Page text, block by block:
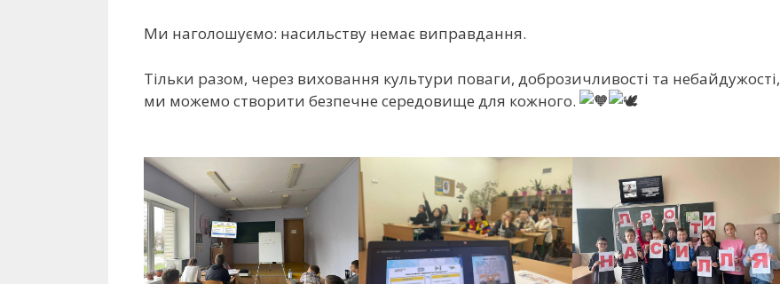
Ми наголошуємо: насильству немає виправдання.
Тільки разом, через виховання культури поваги, доброзичливості та небайдужості,
ми можемо створити безпечне середовище для кожного.